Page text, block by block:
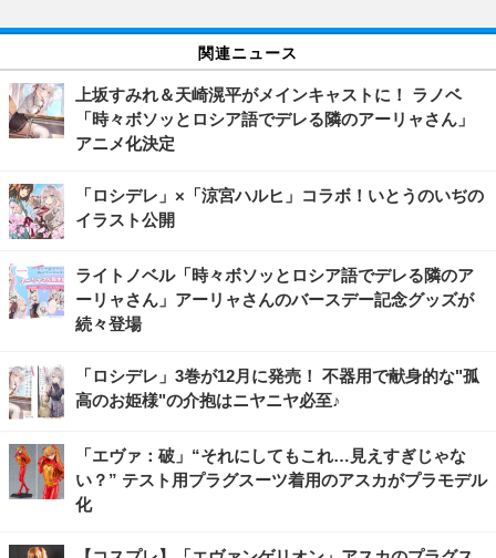
関連ニュース
上坂すみれ＆天崎滉平がメインキャストに！ ラノベ
「時々ボソッとロシア語でデレる隣のアーリャさん」
アニメ化決定
「ロシデレ」×「涼宮ハルヒ」コラボ！いとうのいぢの
イラスト公開
ライトノベル「時々ボソッとロシア語でデレる隣のア
ーリャさん」アーリャさんのバースデー記念グッズが
続々登場
「ロシデレ」3巻が12月に発売！ 不器用で献身的な"孤
高のお姫様"の介抱はニヤニヤ必至♪
「エヴァ：破」“それにしてもこれ…見えすぎじゃな
い？” テスト用プラグスーツ着用のアスカがプラモデル
化